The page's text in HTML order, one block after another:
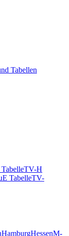
Tabellen
TV-H
TabelleTV-
HamburgHessenM-